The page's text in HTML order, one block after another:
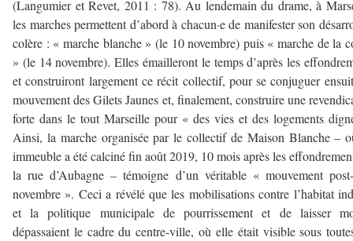
(Langumier et Revet, 2011 : 78). Au lendemain du drame, à
les marches permettent d’abord à chacun·e de manifester son
colère : « marche blanche » (le 10 novembre) puis « marche de la
» (le 14 novembre). Elles émailleront le temps d’après les
et construiront largement ce récit collectif, pour se conjuguer
mouvement des Gilets Jaunes et, finalement, construire une
forte dans le tout Marseille pour « des vies et des logements
Ainsi, la marche organisée par le collectif de Maison Blanche –
immeuble a été calciné fin août 2019, 10 mois après les
la rue d’Aubagne – témoigne d’un véritable « mouvement
novembre ». Ceci a révélé que les mobilisations contre l’habitat
et la politique municipale de pourrissement et de laisser
dépassaient le cadre du centre-ville, où elle était visible sous